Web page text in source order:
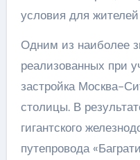
условия для жителей
Одним из наиболее
реализованных при
застройка Москва-
столицы. В
гигантского
путепровода